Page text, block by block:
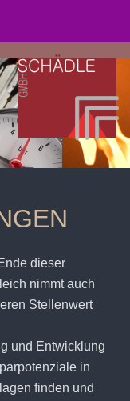
dieser
nimmt auch
Stellenwert
und Entwicklung
in
finden und